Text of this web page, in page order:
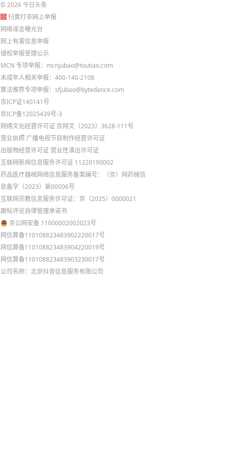
©2026今日头条
扫黄打非网上举报
网络谣言曝光台
网上有害信息举报
侵权举报受理公示
MCN 专项举报：mcnjubao@toutiao.com
未成年人相关举报：400-140-2108
算法推荐专项举报：sfjubao@bytedance.com
京ICP证140141号
京ICP备12025439号-3
网络文化经营许可证 京网文〔2023〕3628-111号
营业执照 广播电视节目制作经营许可证
出版物经营许可证 营业性演出许可证
互联网新闻信息服务许可证 11220190002
药品医疗器械网络信息服务备案编号：（京）网药械信
息备字（2023）第00006号
互联网宗教信息服务许可证：京（2025）0000021
跟帖评论自律管理承诺书
京公网安备 11000002002023号
网信算备110108823483902220017号
网信算备110108823483904220019号
网信算备110108823483903230017号
公司名称：北京抖音信息服务有限公司